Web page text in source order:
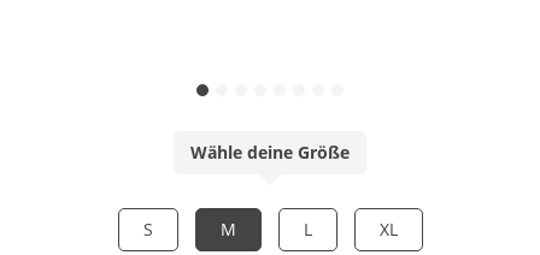
Wähle deine Größe
S M L XL